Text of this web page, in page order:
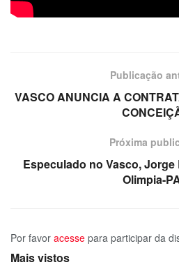
Publicação
VASCO ANUNCIA A
Próxima
Especulado no Vasco,
Olimpia-
Por favor acesse para participar da
Mais vistos